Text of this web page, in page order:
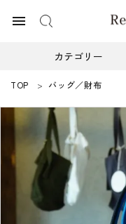
menu
カテゴリー
ACCOUNT MENU
ようこそ ゲスト 様
meeting_room ログイン person
カテゴリー
ブランド
TOP バッグ／財布